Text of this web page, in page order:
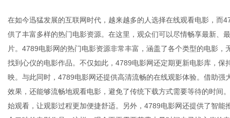
在如今迅猛发展的互联网时代，越来越多的人选择在线观看电影，而
供了丰富多样的热门电影资源。在这里，观众们可以尽情畅享最新、
片。4789电影网的热门电影资源非常丰富，涵盖了各个类型的电影
找到心仪的电影作品。不仅如此，4789电影网还定期更新电影库，
映。与此同时，4789电影网还提供高清流畅的在线观影体验。借助
效果，还能够流畅地观看电影，避免了传统下载方式需要等待的时间
始观看，让观影过程更加便捷舒适。另外，4789电影网还提供了智